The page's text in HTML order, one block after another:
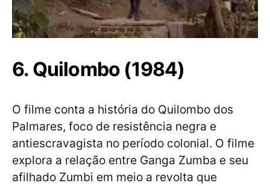
6. Quilombo (1984)
O filme conta a história do Quilombo dos
Palmares, foco de resistência negra e
antiescravagista no período colonial. O filme
explora a relação entre Ganga Zumba e seu
afilhado Zumbi em meio a revolta que